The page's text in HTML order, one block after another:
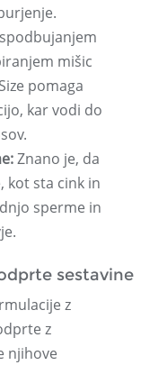
mišic
pomaga
kar vodi do
Znano je, da
kot sta cink in
sperme in
sestavine
z
z
njihove